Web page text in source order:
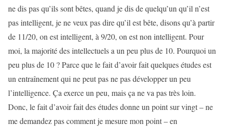
ne dis pas qu’ils sont bêtes, quand je dis de quelqu’un qu’il n’est
pas intelligent, je ne veux pas dire qu’il est bête, disons qu’à partir
de 11/20, on est intelligent, à 9/20, on est non intelligent. Pour
moi, la majorité des intellectuels a un peu plus de 10. Pourquoi un
peu plus de 10 ? Parce que le fait d’avoir fait quelques études est
un entraînement qui ne peut pas ne pas développer un peu
l’intelligence. Ça exerce un peu, mais ça ne va pas très loin.
Donc, le fait d’avoir fait des études donne un point sur vingt – ne
me demandez pas comment je mesure mon point – en